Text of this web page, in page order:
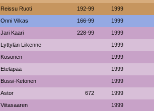
Reissu Ruoti 192-99 1999
Onni Vilkas 166-99 1999
Jari Kaari 228-99 1999
Lyttylän Liikenne 1999
Kosonen 1999
Eteläpää 1999
Bussi-Ketonen 1999
Astor 672 1999
Viitasaaren 1999